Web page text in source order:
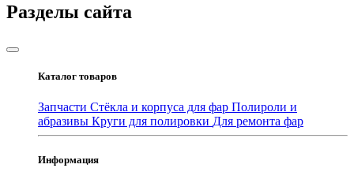
Разделы сайта
Каталог товаров
Запчасти Стёкла и корпуса для фар Полироли и
абразивы Круги для полировки Для ремонта фар
Информация